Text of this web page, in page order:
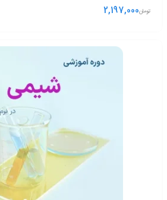
تومان2,197,000